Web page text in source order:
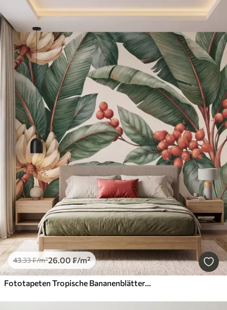
43.33₣/m²26.00₣/m²
Fototapeten Tropische Bananenblätter mit Trauben roter Kaffeekirschen, im Aquarellstil